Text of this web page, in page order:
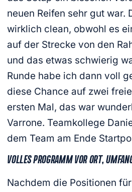
neuen Reifen sehr gut war.
wirklich clean, obwohl es
auf der Strecke von den
und das etwas schwierig
Runde habe ich dann voll
diese Chance auf zwei
ersten Mal, das war
Varrone. Teamkollege
dem Team am Ende
VOLLES PROGRAMM VOR ORT,
Nachdem die Positionen